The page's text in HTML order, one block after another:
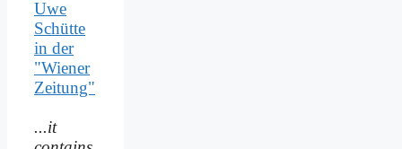
Uwe
Schütte
in der
"Wiener
Zeitung"
...it